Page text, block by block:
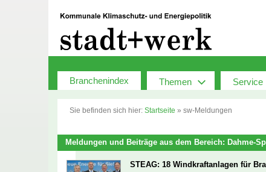
Branchenindex Themen Service
Sie befinden sich hier: Startseite » sw-Meldungen
Meldungen und Beiträge aus dem Bereich: Dahme-
STEAG: 18 Windkraftanlagen für